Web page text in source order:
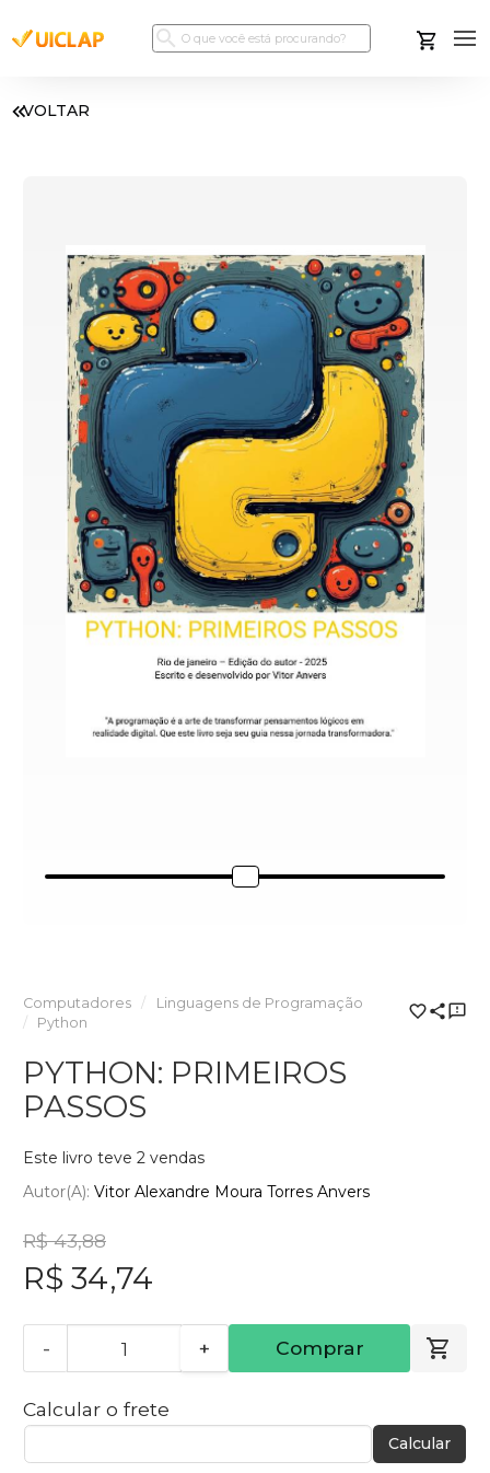
VOLTAR
Computadores
Linguagens de Programação
Python
PYTHON: PRIMEIROS
PASSOS
Este livro teve 2 vendas
Autor(a): Vitor Alexandre Moura Torres Anvers
R$ 43,88
R$ 34,74
- + Comprar
Calcular o frete
Calcular